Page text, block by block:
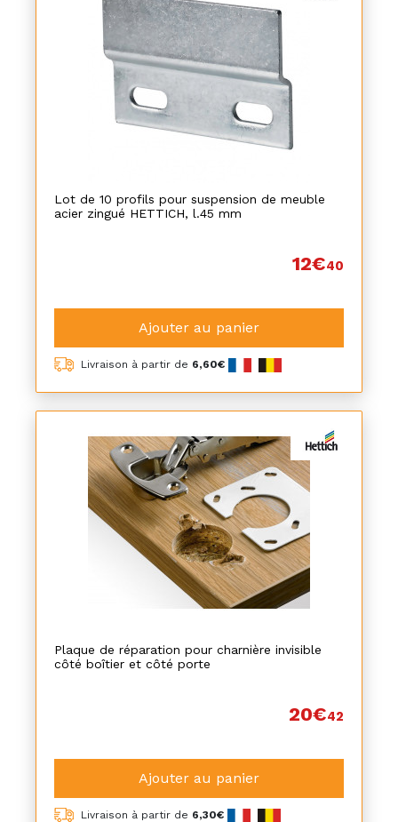
Lot de 10 profils pour suspension de meuble
acier zingué HETTICH, l.45 mm
12€40
Ajouter au panier
Livraison à partir de 6,60€
Plaque de réparation pour charnière invisible
côté boîtier et côté porte
20€42
Ajouter au panier
Livraison à partir de 6,30€